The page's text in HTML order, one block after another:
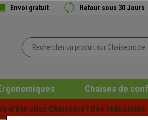
Envoi gratuit Retour sous 30 Jours
Chaises de
d'été chez Chaisepro ! Des